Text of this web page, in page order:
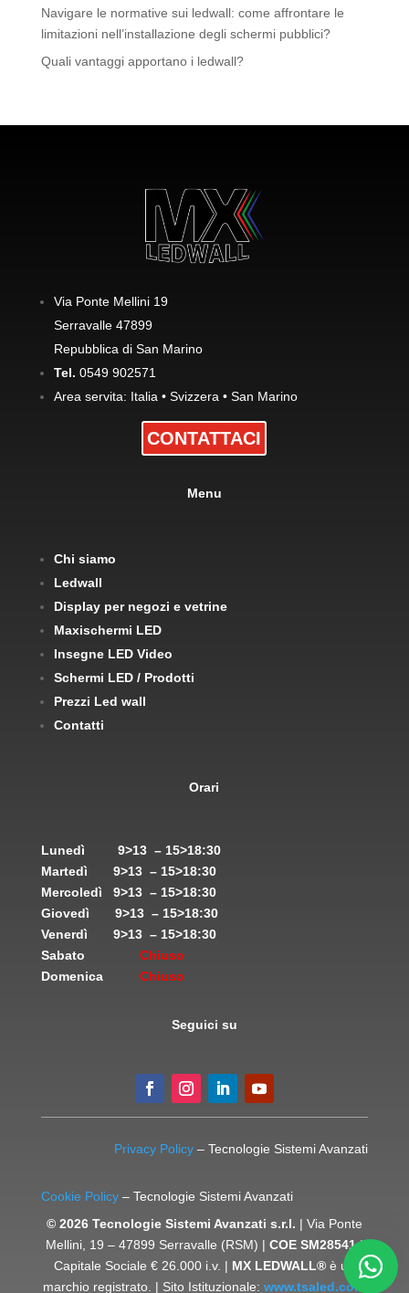
Navigare le normative sui ledwall: come affrontare le
limitazioni nell’installazione degli schermi pubblici?
Quali vantaggi apportano i ledwall?
Via Ponte Mellini 19
Serravalle 47899
Repubblica di San Marino
Tel. 0549 902571
Area servita: Italia • Svizzera • San Marino
CONTATTACI
Menu
Chi siamo
Ledwall
Display per negozi e vetrine
Maxischermi LED
Insegne LED Video
Schermi LED / Prodotti
Prezzi Led wall
Contatti
Orari
Lunedì 9>13 – 15>18:30
Martedì 9>13 – 15>18:30
Mercoledì 9>13 – 15>18:30
Giovedì 9>13 – 15>18:30
Venerdì 9>13 – 15>18:30
Sabato
Chiuso
Domenica
Chiuso
Seguici su
Privacy Policy – Tecnologie Sistemi Avanzati
Cookie Policy– Tecnologie Sistemi Avanzati
© 2026 Tecnologie Sistemi Avanzati s.r.l. | Via Ponte
Mellini, 19 – 47899 Serravalle (RSM) | COE SM28541|
Capitale Sociale € 26.000 i.v. | MX LEDWALL®è un
marchio registrato. | Sito Istituzionale: www.tsaled.com